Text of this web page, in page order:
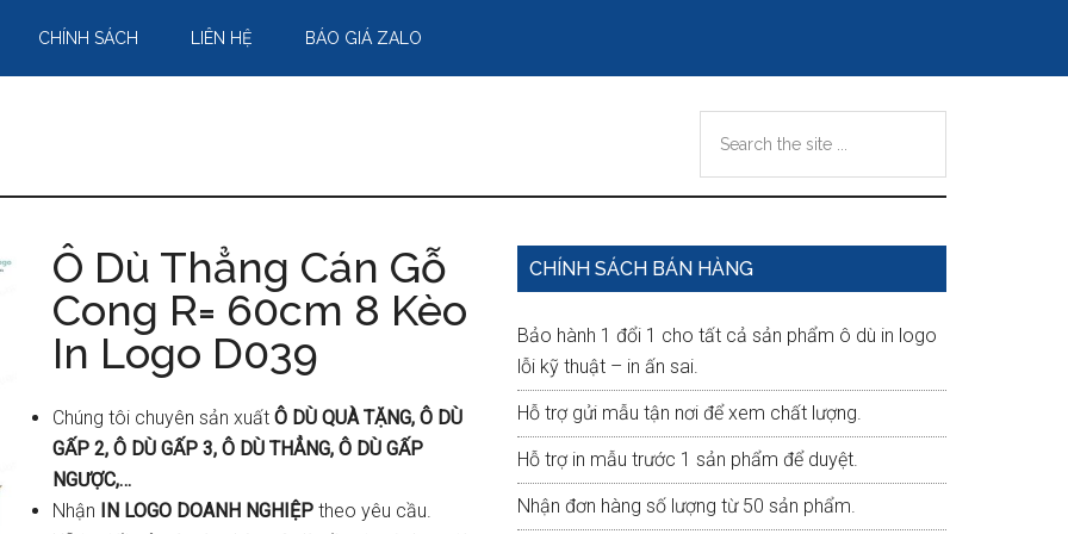
CHÍNH SÁCH LIÊN HỆ BÁO GIÁ ZALO
the
Ô Dù Thẳng Cán Gỗ
Cong R= 60cm 8 Kèo
In Logo D039
Chúng tôi chuyên sản xuất Ô DÙ QUÀ TẶNG, Ô DÙ
GẤP 2, Ô DÙ GẤP 3, Ô DÙ THẲNG, Ô DÙ GẤP
NGƯỢC,…
Nhận IN LOGO DOANH NGHIỆP theo yêu cầu.
Primary
CHÍNH SÁCH BÁN HÀNG
Bảo hành 1 đổi 1 cho tất cả sản phẩm ô dù in logo
lỗi kỹ thuật – in ấn sai.
Hỗ trợ gửi mẫu tận nơi để xem chất lượng.
Hỗ trợ in mẫu trước 1 sản phẩm để duyệt.
Nhận đơn hàng số lượng từ 50 sản phẩm.